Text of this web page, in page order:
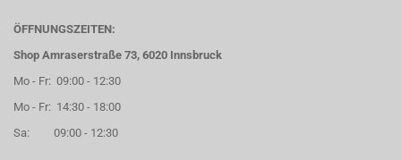
ÖFFNUNGSZEITEN:
Shop Amraserstraße 73, 6020 Innsbruck
Mo - Fr: 09:00 - 12:30
Mo - Fr: 14:30 - 18:00
Sa: 09:00 - 12:30